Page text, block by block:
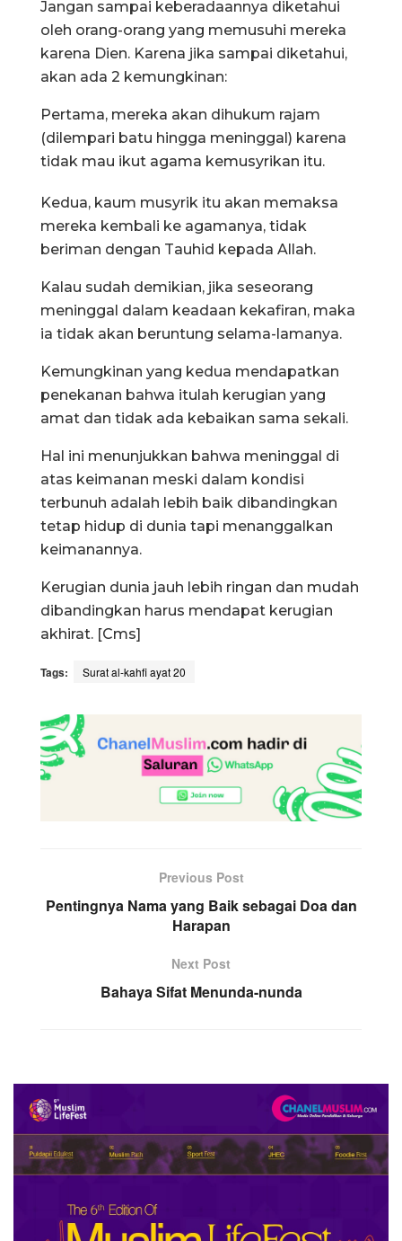
Jangan sampai keberadaannya diketahui
oleh orang-orang yang memusuhi mereka
karena Dien. Karena jika sampai diketahui,
akan ada 2 kemungkinan:
Pertama, mereka akan dihukum rajam
(dilempari batu hingga meninggal) karena
tidak mau ikut agama kemusyrikan itu.
Kedua, kaum musyrik itu akan memaksa
mereka kembali ke agamanya, tidak
beriman dengan Tauhid kepada Allah.
Kalau sudah demikian, jika seseorang
meninggal dalam keadaan kekafiran, maka
ia tidak akan beruntung selama-lamanya.
Kemungkinan yang kedua mendapatkan
penekanan bahwa itulah kerugian yang
amat dan tidak ada kebaikan sama sekali.
Hal ini menunjukkan bahwa meninggal di
atas keimanan meski dalam kondisi
terbunuh adalah lebih baik dibandingkan
tetap hidup di dunia tapi menanggalkan
keimanannya.
Kerugian dunia jauh lebih ringan dan mudah
dibandingkan harus mendapat kerugian
akhirat. [Cms]
Tags: Surat al-kahfi ayat 20
Previous Post
Pentingnya Nama yang Baik sebagai Doa dan
Harapan
Next Post
Bahaya Sifat Menunda-nunda